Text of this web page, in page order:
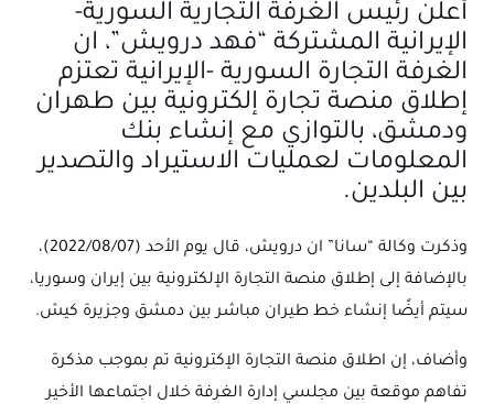
أعلن رئيس الغرفة التجارية السورية-
الإيرانية المشتركة “فهد درويش”، ان
الغرفة التجارة السورية -الإيرانية تعتزم
إطلاق منصة تجارة إلكترونية بين طهران
ودمشق، بالتوازي مع إنشاء بنك
المعلومات لعمليات الاستيراد والتصدير
بين البلدين.
وذكرت وكالة “سانا” ان درويش، قال يوم الأحد (2022/08/07)،
بالإضافة إلى إطلاق منصة التجارة الإلكترونية بين إيران وسوريا،
سيتم أيضًا إنشاء خط طيران مباشر بين دمشق وجزيرة كيش.
وأضاف، إن اطلاق منصة التجارة الإكترونية تم بموجب مذكرة
تفاهم موقعة بين مجلسي إدارة الغرفة خلال اجتماعها الأخير